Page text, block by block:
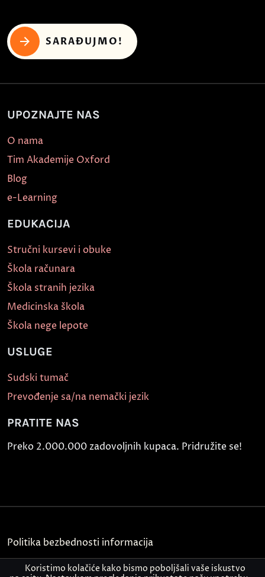
SARAĐUJMO!
UPOZNAJTE NAS
O nama
Tim Akademije Oxford
Blog
e-Learning
EDUKACIJA
Stručni kursevi i obuke
Škola računara
Škola stranih jezika
Medicinska škola
Škola nege lepote
USLUGE
Sudski tumač
Prevođenje sa/na nemački jezik
PRATITE NAS
Preko 2.000.000 zadovoljnih kupaca. Pridružite se!
Politika bezbednosti informacija
Kontakt
Koristimo kolačiće kako bismo poboljšali vaše iskustvo